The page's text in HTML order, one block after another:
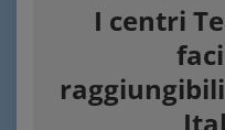
I centri